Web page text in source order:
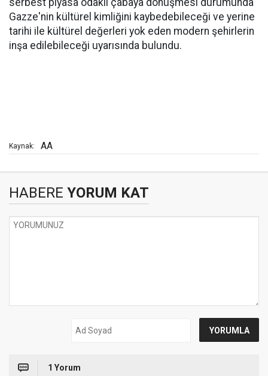
serbest piyasa odaklı çabaya dönüşmesi durumunda
Gazze'nin kültürel kimliğini kaybedebileceği ve yerine
tarihi ile kültürel değerleri yok eden modern şehirlerin
inşa edilebileceği uyarısında bulundu.
Kaynak: AA
HABERE YORUM KAT
1 Yorum